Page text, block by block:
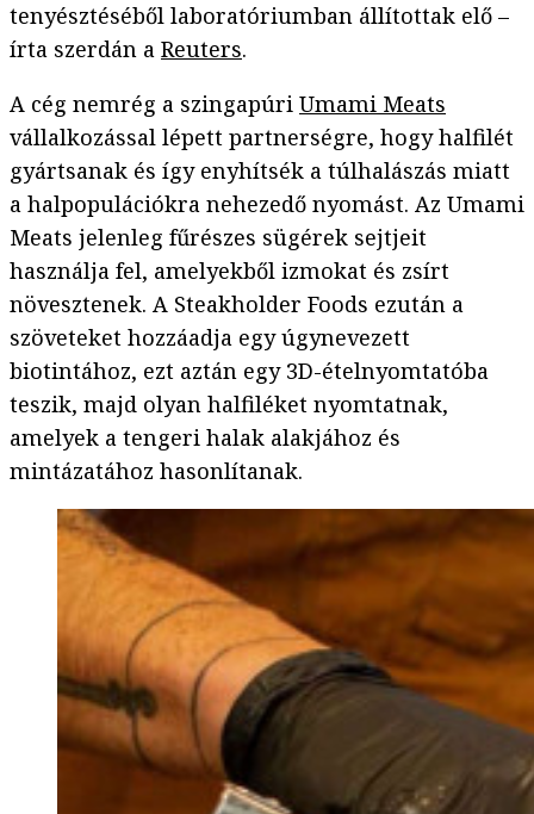
tenyésztéséből laboratóriumban állítottak elő –
írta szerdán a Reuters.
A cég nemrég a szingapúri Umami Meats
vállalkozással lépett partnerségre, hogy halfilét
gyártsanak és így enyhítsék a túlhalászás miatt
a halpopulációkra nehezedő nyomást. Az Umami
Meats jelenleg fűrészes sügérek sejtjeit
használja fel, amelyekből izmokat és zsírt
növesztenek. A Steakholder Foods ezután a
szöveteket hozzáadja egy úgynevezett
biotintához, ezt aztán egy 3D-ételnyomtatóba
teszik, majd olyan halfiléket nyomtatnak,
amelyek a tengeri halak alakjához és
mintázatához hasonlítanak.